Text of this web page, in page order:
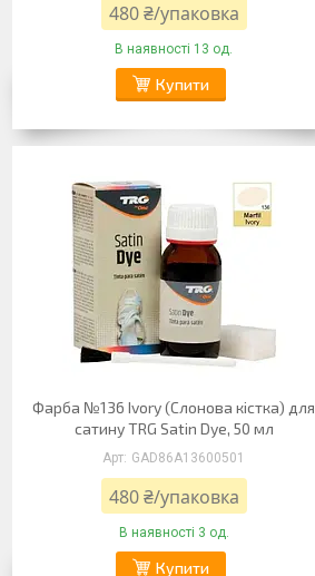
480 ₴/упаковка
В наявності 13 од.
Купити
Фарба №136 Ivory (Слонова кістка) для
сатину TRG Satin Dye, 50 мл
GAD86А13600501
480 ₴/упаковка
В наявності 3 од.
Купити